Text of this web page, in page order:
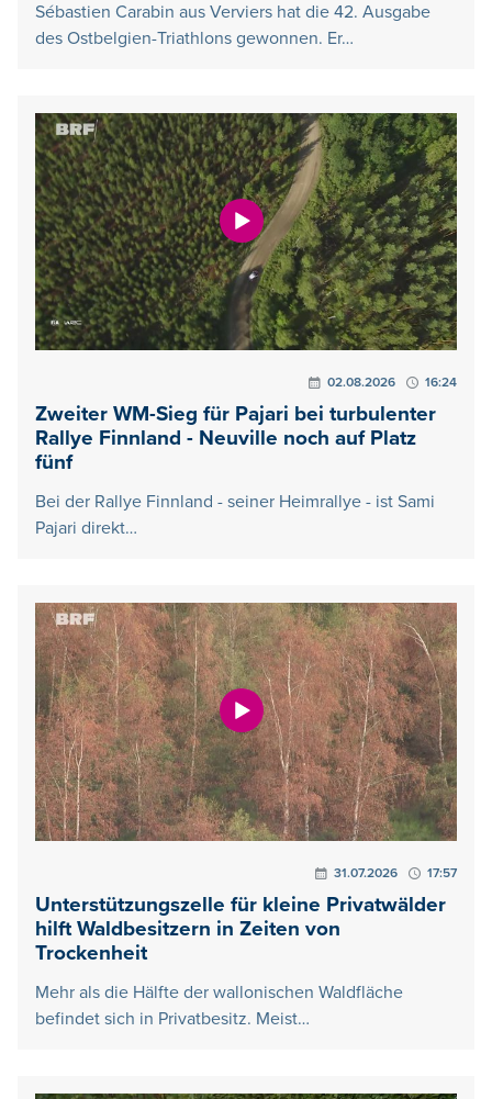
Sébastien Carabin aus Verviers hat die 42. Ausgabe
des Ostbelgien-Triathlons gewonnen. Er…
02.08.2026 16:24
Zweiter WM-Sieg für Pajari bei turbulenter
Rallye Finnland - Neuville noch auf Platz
fünf
Bei der Rallye Finnland - seiner Heimrallye - ist Sami
Pajari direkt…
31.07.2026 17:57
Unterstützungszelle für kleine Privatwälder
hilft Waldbesitzern in Zeiten von
Trockenheit
Mehr als die Hälfte der wallonischen Waldfläche
befindet sich in Privatbesitz. Meist…